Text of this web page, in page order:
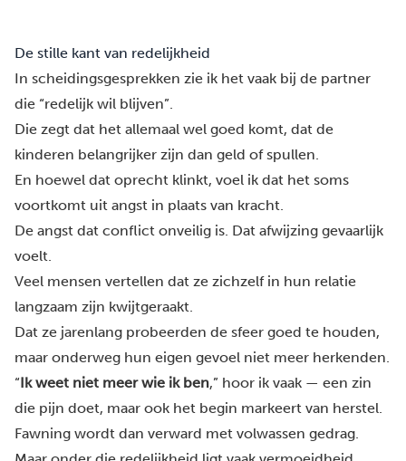
De stille kant van redelijkheid
In scheidingsgesprekken zie ik het vaak bij de partner
die “redelijk wil blijven”.
Die zegt dat het allemaal wel goed komt, dat de
kinderen belangrijker zijn dan geld of spullen.
En hoewel dat oprecht klinkt, voel ik dat het soms
voortkomt uit angst in plaats van kracht.
De angst dat conflict onveilig is. Dat afwijzing gevaarlijk
voelt.
Veel mensen vertellen dat ze zichzelf in hun relatie
langzaam zijn kwijtgeraakt.
Dat ze jarenlang probeerden de sfeer goed te houden,
maar onderweg hun eigen gevoel niet meer herkenden.
“Ik weet niet meer wie ik ben,” hoor ik vaak — een zin
die pijn doet, maar ook het begin markeert van herstel.
Fawning wordt dan verward met volwassen gedrag.